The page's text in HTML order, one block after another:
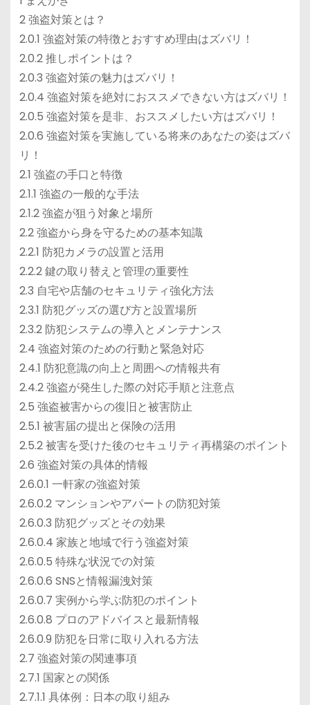
2 強盗対策とは？
2.0.1 強盗対策の特徴とおすすめ理由はズバリ！
2.0.2 推しポイントは？
2.0.3 強盗対策の魅力はズバリ！
2.0.4 強盗対策を絶対におススメできない方はズバリ！
2.0.5 強盗対策を是非、おススメしたい方はズバリ！
2.0.6 強盗対策を実施している将来のあなたの姿はズバ
リ！
2.1 強盗の手口と特徴
2.1.1 強盗の一般的な手法
2.1.2 強盗が狙う対象と場所
2.2 強盗から身を守るための基本知識
2.2.1 防犯カメラの設置と活用
2.2.2 鍵の取り替えと管理の重要性
2.3 自宅や店舗のセキュリティ強化方法
2.3.1 防犯グッズの選び方と設置場所
2.3.2 防犯システムの導入とメンテナンス
2.4 強盗対策のための行動と緊急対応
2.4.1 防犯意識の向上と周囲への情報共有
2.4.2 強盗が発生した際の対応手順と注意点
2.5 強盗被害からの復旧と被害防止
2.5.1 被害届の提出と保険の活用
2.5.2 被害を受けた後のセキュリティ再構築のポイント
2.6 強盗対策の具体的情報
2.6.0.1 一軒家の強盗対策
2.6.0.2 マンションやアパートの防犯対策
2.6.0.3 防犯グッズとその効果
2.6.0.4 家族と地域で行う強盗対策
2.6.0.5 特殊な状況での対策
2.6.0.6 SNSと情報漏洩対策
2.6.0.7 実例から学ぶ防犯のポイント
2.6.0.8 プロのアドバイスと最新情報
2.6.0.9 防犯を日常に取り入れる方法
2.7 強盗対策の関連事項
2.7.1 国家との関係
2.7.1.1 具体例：日本の取り組み